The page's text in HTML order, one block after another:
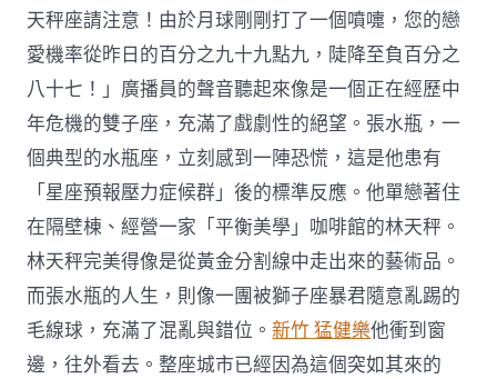
天秤座請注意！由於月球剛剛打了一個噴嚏，您的戀
愛機率從昨日的百分之九十九點九，陡降至負百分之
八十七！」廣播員的聲音聽起來像是一個正在經歷中
年危機的雙子座，充滿了戲劇性的絕望。張水瓶，一
個典型的水瓶座，立刻感到一陣恐慌，這是他患有
「星座預報壓力症候群」後的標準反應。他單戀著住
在隔壁棟、經營一家「平衡美學」咖啡館的林天秤。
林天秤完美得像是從黃金分割線中走出來的藝術品。
而張水瓶的人生，則像一團被獅子座暴君隨意亂踢的
毛線球，充滿了混亂與錯位。新竹 猛健樂他衝到窗
邊，往外看去。整座城市已經因為這個突如其來的